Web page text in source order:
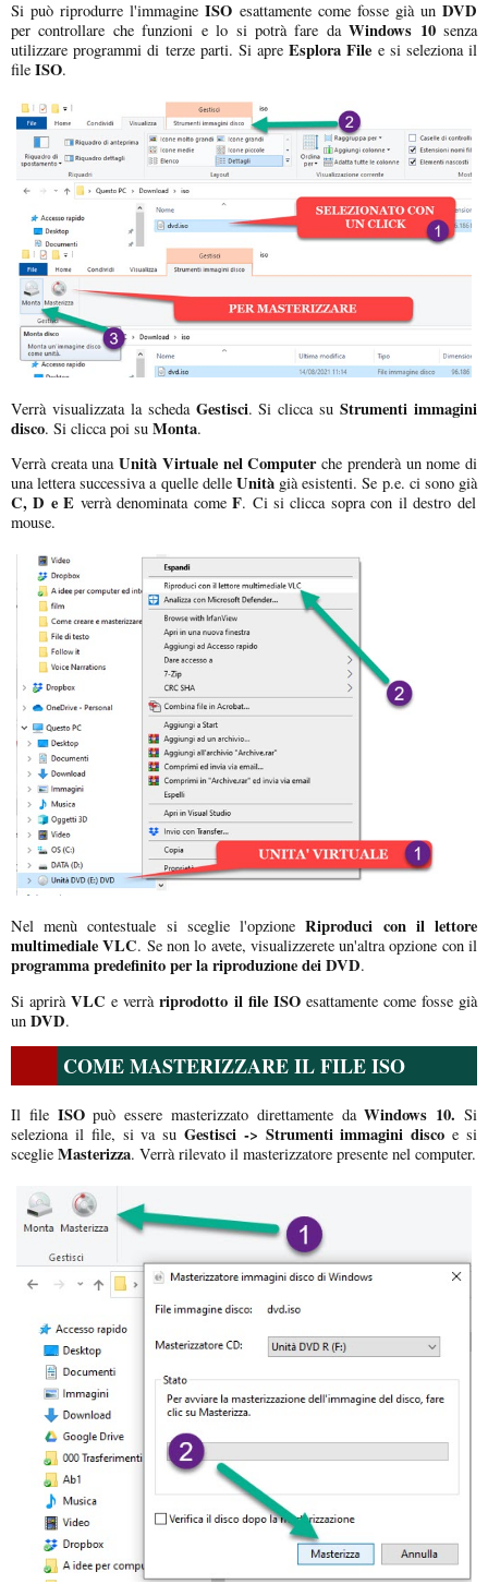
Si può riprodurre l'immagineISO esattamente come fosse già unDVD
per controllare che funzioni e lo si potrà fare daWindows 10senza
utilizzare programmi di terze parti. Si apreEsplora File e si seleziona il
file ISO.
Verrà visualizzata la schedaGestisci. Si clicca su Strumenti immagini
disco. Si clicca poi su Monta.
Verrà creata unaUnità Virtuale nel Computerche prenderà un nome di
una lettera successiva a quelle delle Unitàgià esistenti. Se p.e. ci sono già
C, D e E verrà denominata comeF. Ci si clicca sopra con il destro del
mouse.
Nel menù contestuale si sceglie l'opzioneRiproduci con il lettore
multimediale VLC. Se non lo avete, visualizzerete un'altra opzione con il
programma predefinito per la riproduzione dei DVD.
Si apriràVLC e verràriprodotto il file ISOesattamente come fosse già
un DVD.
COME MASTERIZZARE IL FILE ISO
Il file ISOpuò essere masterizzato direttamente daWindows 10. Si
seleziona il file, si va su Gestisci -> Strumenti immagini disco e si
sceglie Masterizza. Verrà rilevato il masterizzatore presente nel computer.